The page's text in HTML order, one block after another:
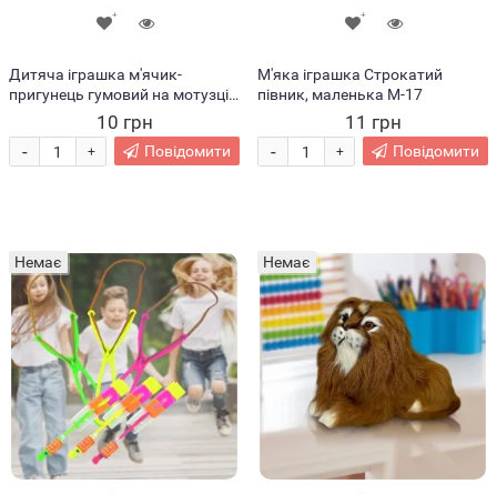
Дитяча іграшка м'ячик-
пригунець гумовий на мотузці з
кільцем в асортименті
10 грн
+
- Повідомити
М'яка іграшка Строкатий
півник, маленька М-17
11 грн
+
- Повідомити
Немає Немає